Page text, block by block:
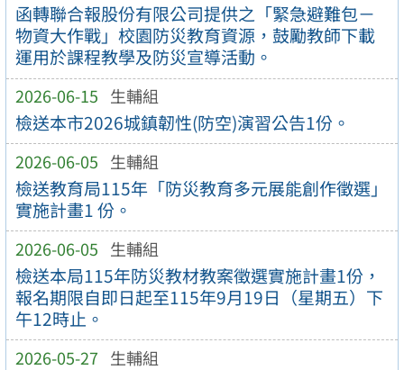
函轉聯合報股份有限公司提供之「緊急避難包－
物資大作戰」校園防災教育資源，鼓勵教師下載
運用於課程教學及防災宣導活動。
2026-06-15 生輔組
檢送本市2026城鎮韌性(防空)演習公告1份。
2026-06-05 生輔組
檢送教育局115年「防災教育多元展能創作徵選」
實施計畫1 份。
2026-06-05 生輔組
檢送本局115年防災教材教案徵選實施計畫1份，
報名期限自即日起至115年9月19日（星期五）下
午12時止。
2026-05-27 生輔組